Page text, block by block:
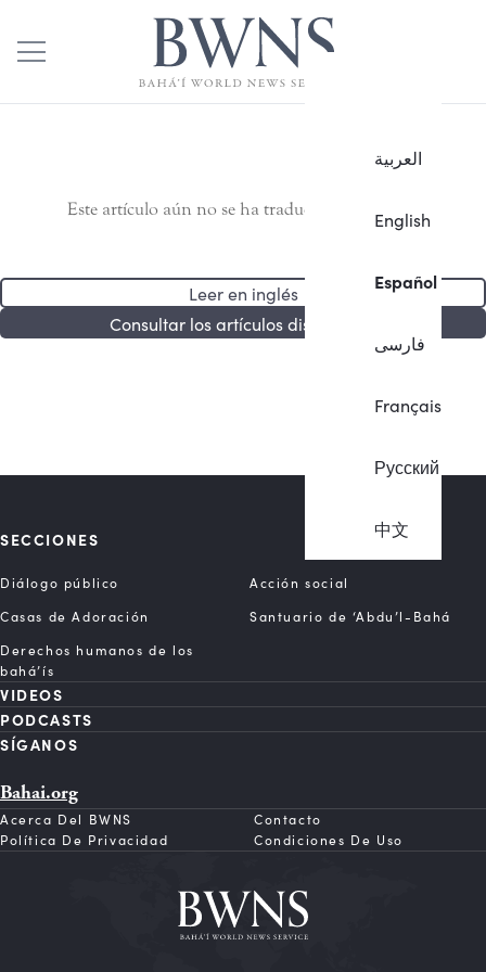
العربية
English
Español
فارسی
Français
Русский
中文
Este artículo aún no se ha traducido al español.
Leer en inglés
Consultar los artículos disponibles
SECCIONES
Diálogo público
Acción social
Casas de Adoración
Santuario de ‘Abdu’l-Bahá
Derechos humanos de los
bahá’ís
VIDEOS
PODCASTS
SÍGANOS
Bahai.org
Acerca Del BWNS
Contacto
Política De Privacidad
Condiciones De Uso